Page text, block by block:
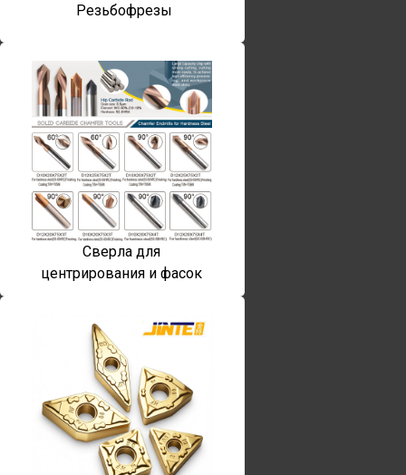
Резьбофрезы
Сверла для
центрирования и фасок